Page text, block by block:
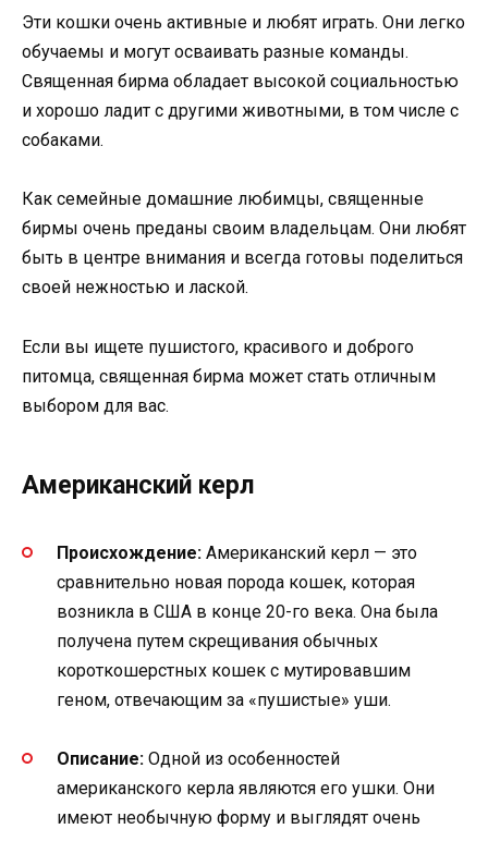
Эти кошки очень активные и любят играть. Они легко
обучаемы и могут осваивать разные команды.
Священная бирма обладает высокой социальностью
и хорошо ладит с другими животными, в том числе с
собаками.
Как семейные домашние любимцы, священные
бирмы очень преданы своим владельцам. Они любят
быть в центре внимания и всегда готовы поделиться
своей нежностью и лаской.
Если вы ищете пушистого, красивого и доброго
питомца, священная бирма может стать отличным
выбором для вас.
Американский керл
Происхождение: Американский керл — это
сравнительно новая порода кошек, которая
возникла в США в конце 20-го века. Она была
получена путем скрещивания обычных
короткошерстных кошек с мутировавшим
геном, отвечающим за «пушистые» уши.
Описание: Одной из особенностей
американского керла являются его ушки. Они
имеют необычную форму и выглядят очень